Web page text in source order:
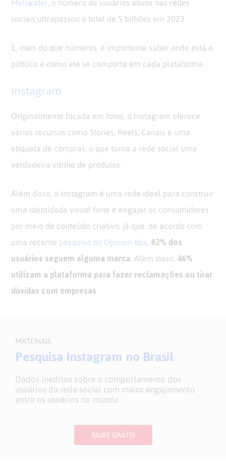
Meltwater , o número de usuários ativos nas redes
sociais ultrapassou o total de 5 bilhões em 2023
E, mais do que números, é importante saber onde está o
público e como ele se comporta em cada plataforma.
Instagram
Originalmente focada em fotos, o Instagram oferece
vários recursos como Stories, Reels, Canais e uma
etiqueta de compras, o que torna a rede social uma
verdadeira vitrine de produtos.
Além disso, o Instagram é uma rede ideal para construir
uma identidade visual forte e engajar os consumidores
por meio de conteúdo criativo, já que, de acordo com
uma recente pesquisa do Opinion Box 82% dos
usuários seguem alguma marca . Além disso, 46%
utilizam a plataforma para fazer reclamações ou tirar
dúvidas com empresas
MATERIAIS
Pesquisa Instagram no Brasil
Dados inéditos sobre o comportamento dos
usuários da rede social com maior engajamento
entre os usuários no mundo
BAIXE GRÁTIS